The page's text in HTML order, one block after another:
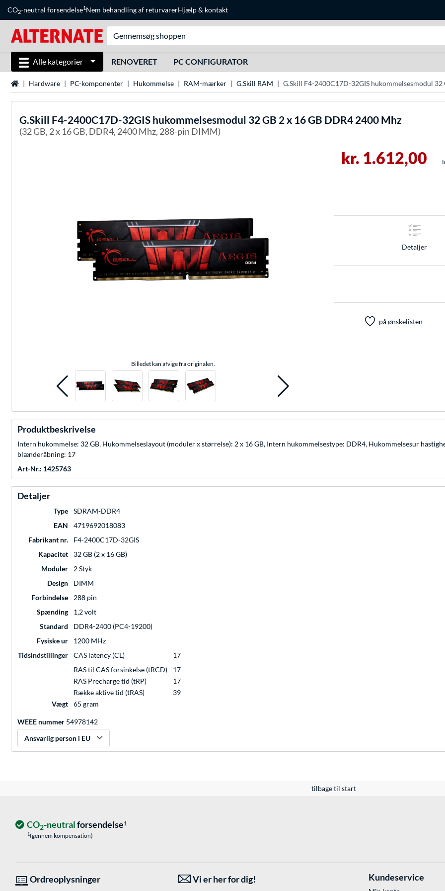
CO2-neutral forsendelse1Nem behandling af returvarerHjælp& kontakt
Alle kategorier RENOVERET PC CONFIGURATOR
StartsideHardware PC-komponenter Hukommelse RAM-mærker G.Skill RAM G.Skill F4-2400C17D-32GIS hukommelsesmodul 32
G.Skill F4-2400C17D-32GIS hukommelsesmodul 32 GB 2 x 16 GB DDR4 2400 Mhz
(32 GB, 2 x 16 GB, DDR4, 2400 Mhz, 288-pin DIMM)
Billedet kan afvige fra originalen.
kr. 1.612,00
Detaljer
på ønskelisten
Produktbeskrivelse
Intern hukommelse: 32 GB, Hukommelseslayout (moduler x størrelse): 2 x 16 GB, Intern hukommelsestype: DDR4, Hukommelsesur
blænderåbning: 17
Art-Nr.: 1425763
Detaljer
Type
SDRAM-DDR4
EAN
4719692018083
Fabrikant nr.
F4-2400C17D-32GIS
Kapacitet
32 GB (2 x 16 GB)
Moduler
2 Styk
Design
DIMM
Forbindelse
288 pin
Spænding
1,2 volt
Standard
DDR4-2400 (PC4-19200)
Fysiske ur
1200 MHz
Tidsindstillinger
CAS latency (CL)
17
RAS til CAS forsinkelse (tRCD)
17
RAS Precharge tid (tRP)
17
Række aktive tid (tRAS)
39
Vægt
65 gram
WEEE nummer 54978142
Ansvarlig person i EU
tilbage til start
CO2-neutralforsendelse1
1(gennem kompensation)
Ordreoplysninger Vi er her for dig! Kundeservice